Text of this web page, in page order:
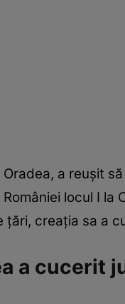
a reușit
locul I
creația sa a
a cucerit